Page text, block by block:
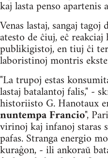
kaj lasta penso apar­tenis
Venas lastaj, sangaj
atesto de ĉiuj, eĉ
publikigistoj, en tiuj ĉi
laboristinoj montris
"La trupoj estas
lastaj batalantoj falis," -
historiisto G. Hanotaux
nuntempa Francio",
virinoj kaj in­fanoj staras
pafas. Stranga energio
kuraĝon, - ili ankoraŭ